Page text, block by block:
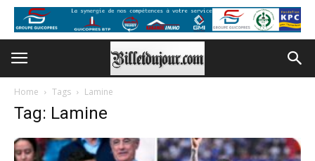
Home Tags Lamine
Tag: Lamine